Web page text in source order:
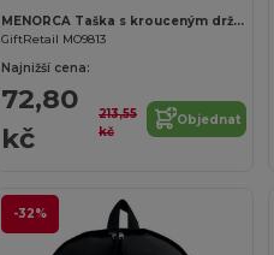
MENORCA Taška s krouceným držadlem
GiftRetail MO9813
Najnižší cena:
72,80
kč
213,55
kč
Objednat
-32%